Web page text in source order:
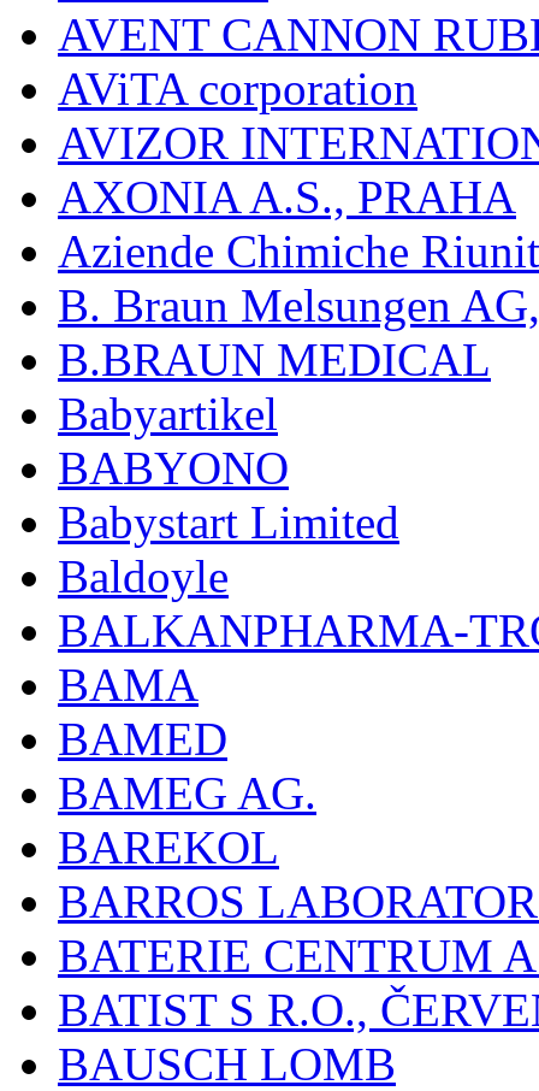
AVENT CANNON
AViTA corporation
AVIZOR
AXONIA A.S., PRAHA
Aziende Chimiche
B. Braun Melsungen
B.BRAUN MEDICAL
Babyartikel
BABYONO
Babystart Limited
Baldoyle
BALKANPHARMA-
BAMA
BAMED
BAMEG AG.
BAREKOL
BARROS
BATERIE CENTRUM
BATIST S R.O.,
BAUSCH LOMB